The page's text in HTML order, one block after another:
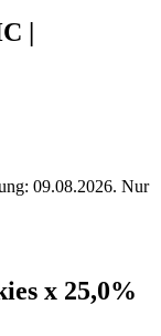
|
09.08.2026. Nur
x 25,0%